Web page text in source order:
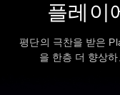
플레이
평단의 극찬을 받은
을 한층 더 향상